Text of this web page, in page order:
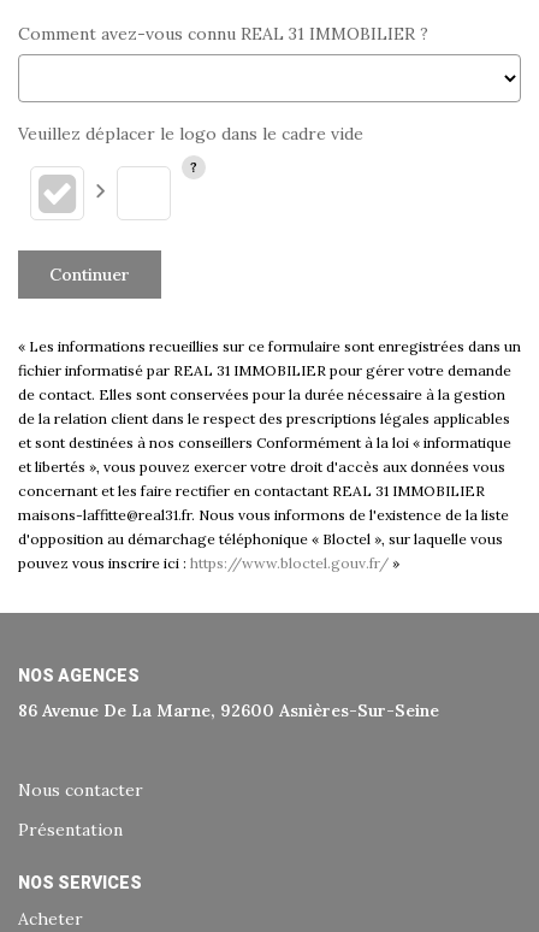
Comment avez-vous connu REAL 31 IMMOBILIER ?
Veuillez déplacer le logo dans le cadre vide
Continuer
« Les informations recueillies sur ce formulaire sont enregistrées dans un
fichier informatisé par REAL 31 IMMOBILIER pour gérer votre demande
de contact. Elles sont conservées pour la durée nécessaire à la gestion
de la relation client dans le respect des prescriptions légales applicables
et sont destinées à nos conseillers Conformément à la loi « informatique
et libertés », vous pouvez exercer votre droit d'accès aux données vous
concernant et les faire rectifier en contactant REAL 31 IMMOBILIER
maisons-laffitte@real31.fr. Nous vous informons de l'existence de la liste
d'opposition au démarchage téléphonique « Bloctel », sur laquelle vous
pouvez vous inscrire ici : https://www.bloctel.gouv.fr/ »
NOS AGENCES
86 Avenue De La Marne, 92600 Asnières-Sur-Seine
Nous contacter
Présentation
NOS SERVICES
Acheter